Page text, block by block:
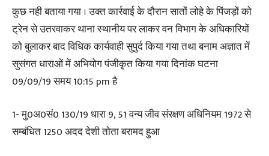
कुछ नही बताया गया । उक्त कार्रवाई के दौरान सातों लोहे के पिंजड़ों को
ट्रेन से उतरवाकर थाना स्थानीय पर लाकर वन विभाग के अधिकारियों
को बुलाकर बाद विधिक कार्यवाही सुपुर्द किया गया तथा बनाम अज्ञात में
सुसंगत धाराओं में अभियोग पंजीकृत किया गया दिनांक घटना
09/09/19 समय 10:15 pm है
1- मु0अ0सं0 130/19 धारा 9, 51 वन्य जीव संरक्षण अधिनियम 1972 से
सम्बंधित 1250 अदद देशी तोता बरामद हुआ